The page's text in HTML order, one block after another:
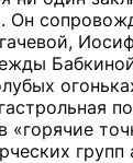
Он
«горячие
групп